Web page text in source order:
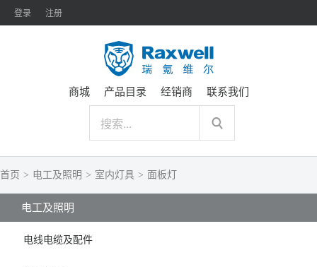
登录 注册
商城 产品目录 经销商 联系我们
首页 > 电工及照明 > 室内灯具 > 面板灯
电工及照明
电线电缆及配件